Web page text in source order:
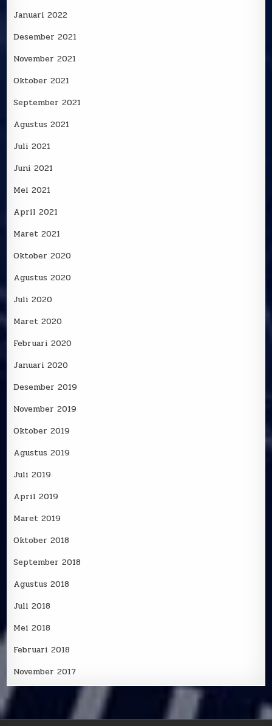
Januari 2022
Desember 2021
November 2021
Oktober 2021
September 2021
Agustus 2021
Juli 2021
Juni 2021
Mei 2021
April 2021
Maret 2021
Oktober 2020
Agustus 2020
Juli 2020
Maret 2020
Februari 2020
Januari 2020
Desember 2019
November 2019
Oktober 2019
Agustus 2019
Juli 2019
April 2019
Maret 2019
Oktober 2018
September 2018
Agustus 2018
Juli 2018
Mei 2018
Februari 2018
November 2017